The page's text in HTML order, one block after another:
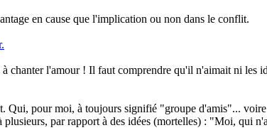
en cause que l'implication ou non dans le conflit.
chanter l'amour ! Il faut comprendre qu'il n'aimait ni les
Qui, pour moi, à toujours signifié "groupe d'amis"...
plusieurs, par rapport à des idées (mortelles) : "Moi,